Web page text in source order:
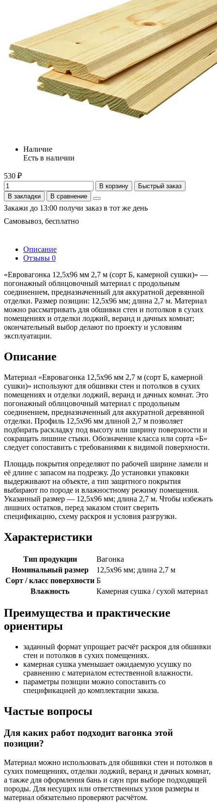
Наличие
Есть в наличии
530 ₽
В корзину
Быстрый заказ
В закладки
В сравнение
Закажи до 13:00 получи заказ в тот же день
Самовывоз, бесплатно
Описание
Отзывы 0
«Евровагонка 12,5х96 мм 2,7 м (сорт Б, камерной сушки)» —
погонажный облицовочный материал с продольным
соединением, предназначенный для аккуратной деревянной
отделки. Размер позиции: 12,5х96 мм; длина 2,7 м. Материал
можно рассматривать для обшивки стен и потолков в сухих
помещениях и отделки лоджий, веранд и дачных комнат;
окончательный выбор делают по проекту и условиям
эксплуатации.
Описание
Материал «Евровагонка 12,5х96 мм 2,7 м (сорт Б, камерной
сушки)» используют для обшивки стен и потолков в сухих
помещениях и отделки лоджий, веранд и дачных комнат. Это
погонажный облицовочный материал с продольным
соединением, предназначенный для аккуратной деревянной
отделки. Профиль 12,5х96 мм длиной 2,7 м позволяет
подбирать раскладку под высоту или ширину поверхности и
сокращать лишние стыки. Обозначение класса или сорта «Б»
следует сопоставить с требованиями к видимой поверхности.
Площадь покрытия определяют по рабочей ширине ламели и
её длине с запасом на подрезку. До установки упаковки
выдерживают на объекте, а тип защитного покрытия
выбирают по породе и влажностному режиму помещения.
Указанный размер — 12,5х96 мм; длина 2,7 м. Чтобы избежать
лишних остатков, перед заказом стоит сверить
спецификацию, схему раскроя и условия разгрузки.
Характеристики
Тип продукции
Вагонка
Номинальный размер
12,5х96 мм; длина 2,7 м
Сорт / класс поверхности Б
Влажность
Камерная сушка / сухой материал
Преимущества и практические
ориентиры
заданный формат упрощает расчёт раскроя для обшивки
стен и потолков в сухих помещениях.
камерная сушка уменьшает ожидаемую усушку по
сравнению с материалом естественной влажности.
параметры позиции можно сопоставить со
спецификацией до комплектации заказа.
Частые вопросы
Для каких работ подходит вагонка этой
позиции?
Материал можно использовать для обшивки стен и потолков в
сухих помещениях, отделки лоджий, веранд и дачных комнат,
а также для оформления бань и саун при выборе подходящей
породы. Для несущих или ответственных узлов размеры и
материал обязательно проверяют расчётом.